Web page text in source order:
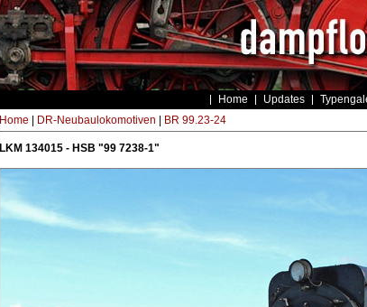
Home Updates
Home DR-Neubaulokomotiven BR 99.23-24
LKM 134015 - HSB "99 7238-1"